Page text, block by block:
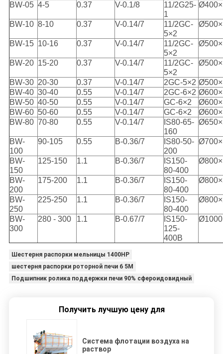
BW-05 4-5 0.37 V-0.1/8
11/2G25-
1
BW-10 8-10 0.37 V-0.14/7
11/2GC-
5×2
BW-15 10-16 0.37 V-0.14/7
11/2GC-
5×2
BW-20 15-20 0.37 V-0.14/7
11/2GC-
5×2
BW-30 20-30 0.37 V-0.14/7 2GC-5×2
BW-40 30-40 0.55 V-0.14/7 2GC-6×2
BW-50 40-50 0.55 V-0.14/7 GC-6×2
BW-60 50-60 0.55 V-0.14/7 GC-6×2
BW-80 70-80 0.55 V-0.14/7
IS80-65-
160
BW-
100
90-105 0.55 В-0.36/7
IS80-50-
200
BW-
150
125-150 1.1 В-0.36/7
IS150-
80-400
BW-
200
175-200 1.1 В-0.36/7
IS150-
80-400
BW-
250
225-250 1.1 В-0.36/7
IS150-
80-400
BW-
300
280 - 300 1.1 В-0.67/7
IS150-
125-
400B
Шестерня распорки мельницы 1400HP
шестерня распорки роторной печи 6 5M
Подшипник ролика поддержки печи 90% сфероидовидный
Получить лучшую цену для
Система флотации воздуха на
раствор